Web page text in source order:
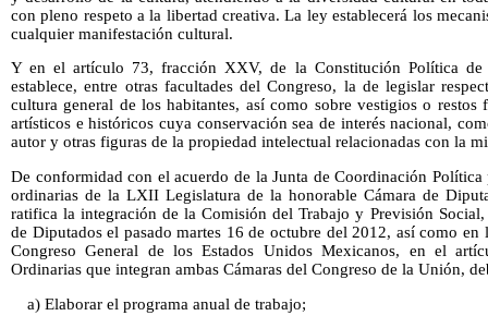
con pleno respeto a la libertad creativa. La ley establecerá los
cualquier manifestación cultural.
Y en el artículo 73, fracción XXV, de la Constitución Política de
establece, entre otras facultades del Congreso, la de legislar
cultura general de los habitantes, así como sobre vestigios o restos
artísticos e históricos cuya conservación sea de interés nacional,
autor y otras figuras de la propiedad intelectual relacionadas con la
De conformidad con el acuerdo de la Junta de Coordinación
ordinarias de la LXII Legislatura de la honorable Cámara de
ratifica la integración de la Comisión del Trabajo y Previsión
de Diputados el pasado martes 16 de octubre del 2012, así como
Congreso General de los Estados Unidos Mexicanos, en el
Ordinarias que integran ambas Cámaras del Congreso de la Unión,
a) Elaborar el programa anual de trabajo;